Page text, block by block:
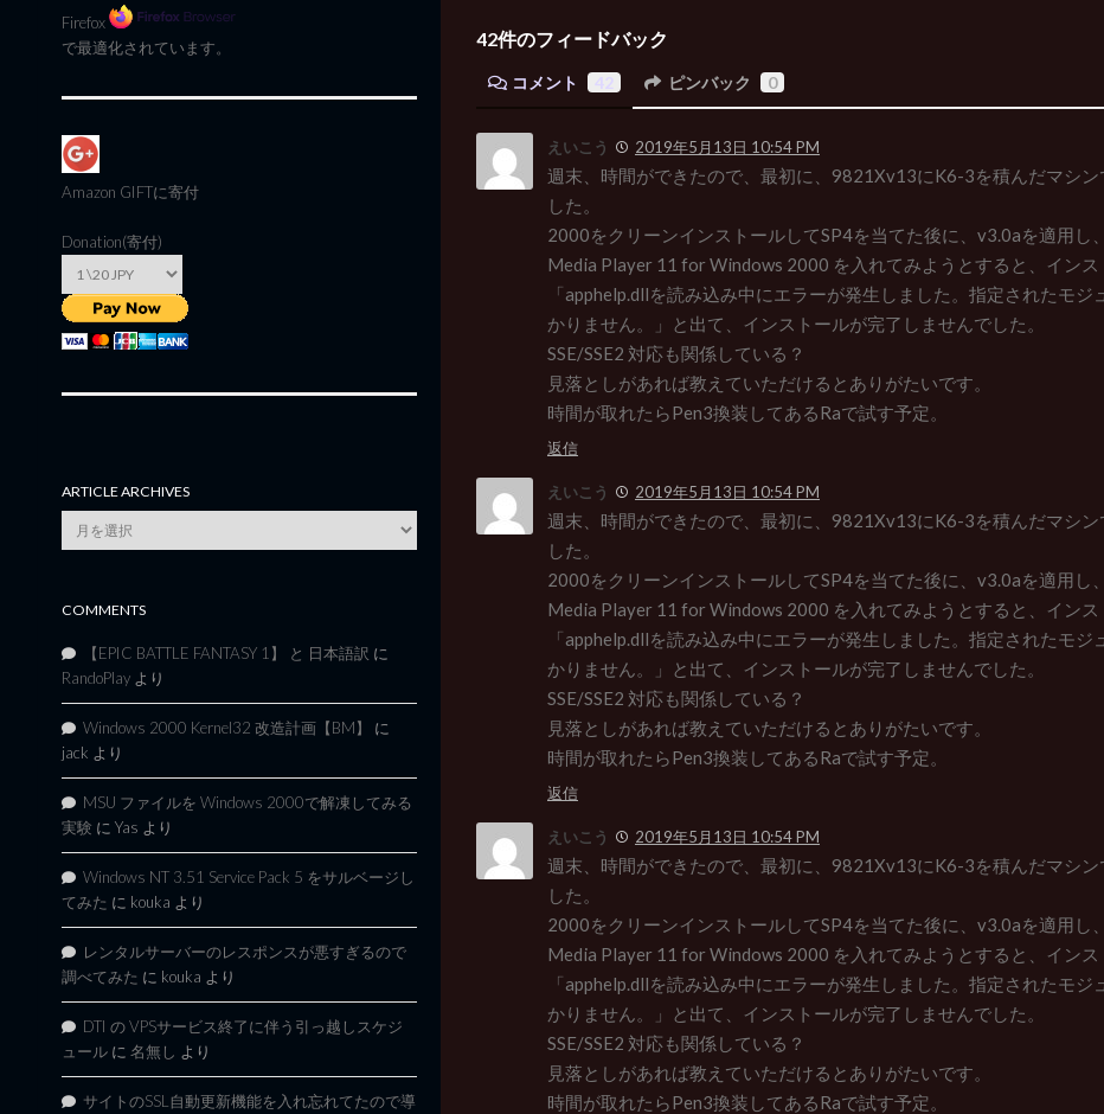
42件のフィードバック
コメント ピンバック 0
えいこう 2019年5月13日 10:54 PM
週末、時間ができたので、最初に、9821Xv13にK6-3を積んだマシン
した。
2000をクリーンインストールしてSP4を当てた後に、v3.0aを適用し
Media Player 11 for Windows 2000 を入れてみようとすると、イン
「apphelp.dllを読み込み中にエラーが発生しました。指定されたモジ
かりません。」と出て、インストールが完了しませんでした。
SSE/SSE2 対応も関係している？
見落としがあれば教えていただけるとありがたいです。
時間が取れたらPen3換装してあるRaで試す予定。
返信
えいこう 2019年5月13日 10:54 PM
週末、時間ができたので、最初に、9821Xv13にK6-3を積んだマシン
した。
2000をクリーンインストールしてSP4を当てた後に、v3.0aを適用し
Media Player 11 for Windows 2000 を入れてみようとすると、イン
「apphelp.dllを読み込み中にエラーが発生しました。指定されたモジ
かりません。」と出て、インストールが完了しませんでした。
SSE/SSE2 対応も関係している？
見落としがあれば教えていただけるとありがたいです。
時間が取れたらPen3換装してあるRaで試す予定。
返信
えいこう 2019年5月13日 10:54 PM
週末、時間ができたので、最初に、9821Xv13にK6-3を積んだマシン
した。
2000をクリーンインストールしてSP4を当てた後に、v3.0aを適用し
Media Player 11 for Windows 2000 を入れてみようとすると、イン
「apphelp.dllを読み込み中にエラーが発生しました。指定されたモジ
かりません。」と出て、インストールが完了しませんでした。
SSE/SSE2 対応も関係している？
見落としがあれば教えていただけるとありがたいです。
時間が取れたらPen3換装してあるRaで試す予定。
Firefox
で最適化されています。
Amazon GIFTに寄付
Donation(寄付)
ARTICLE ARCHIVES
Article
Archives
COMMENTS
【EPIC BATTLE FANTASY 1】 と 日本語訳 に
RandoPlay より
Windows 2000 Kernel32 改造計画【BM】
に
jack より
MSU ファイルを Windows 2000で解凍してみる
実験 に Yas より
Windows NT 3.51 Service Pack 5 をサルベージし
てみた に kouka より
レンタルサーバーのレスポンスが悪すぎるので
調べてみた に kouka より
DTI の VPSサービス終了に伴う引っ越しスケジ
ュール に 名無し より
サイトのSSL自動更新機能を入れ忘れてたので導